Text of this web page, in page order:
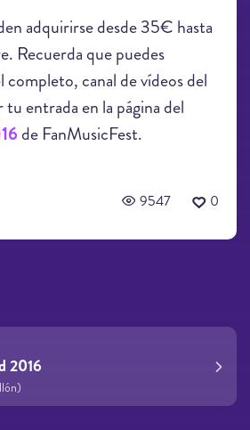
adquirirse desde 35€ hasta
Recuerda que puedes
canal de vídeos del
entrada en la página del
de FanMusicFest.
9547 0
2016